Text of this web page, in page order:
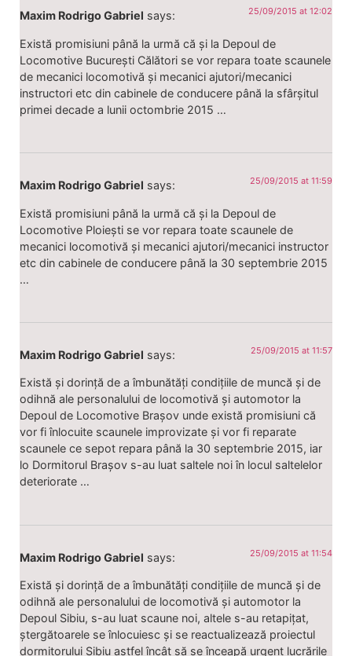
Maxim Rodrigo Gabriel says: 25/09/2015 at 12:02
Există promisiuni până la urmă că și la Depoul de
Locomotive București Călători se vor repara toate scaunele
de mecanici locomotivă și mecanici ajutori/mecanici
instructori etc din cabinele de conducere până la sfârșitul
primei decade a lunii octombrie 2015 …
Maxim Rodrigo Gabriel says: 25/09/2015 at 11:59
Există promisiuni până la urmă că și la Depoul de
Locomotive Ploiești se vor repara toate scaunele de
mecanici locomotivă și mecanici ajutori/mecanici instructor
etc din cabinele de conducere până la 30 septembrie 2015
…
Maxim Rodrigo Gabriel says: 25/09/2015 at 11:57
Există și dorință de a îmbunătăți condițiile de muncă și de
odihnă ale personalului de locomotivă și automotor la
Depoul de Locomotive Brașov unde există promisiuni că
vor fi înlocuite scaunele improvizate și vor fi reparate
scaunele ce sepot repara până la 30 septembrie 2015, iar
lo Dormitorul Brașov s-au luat saltele noi în locul saltelelor
deteriorate …
Maxim Rodrigo Gabriel says: 25/09/2015 at 11:54
Există și dorință de a îmbunătăți condițiile de muncă și de
odihnă ale personalului de locomotivă și automotor la
Depoul Sibiu, s-au luat scaune noi, altele s-au retapițat,
ștergătoarele se înlocuiesc și se reactualizează proiectul
dormitorului Sibiu astfel încât să se înceapă urgent lucrările